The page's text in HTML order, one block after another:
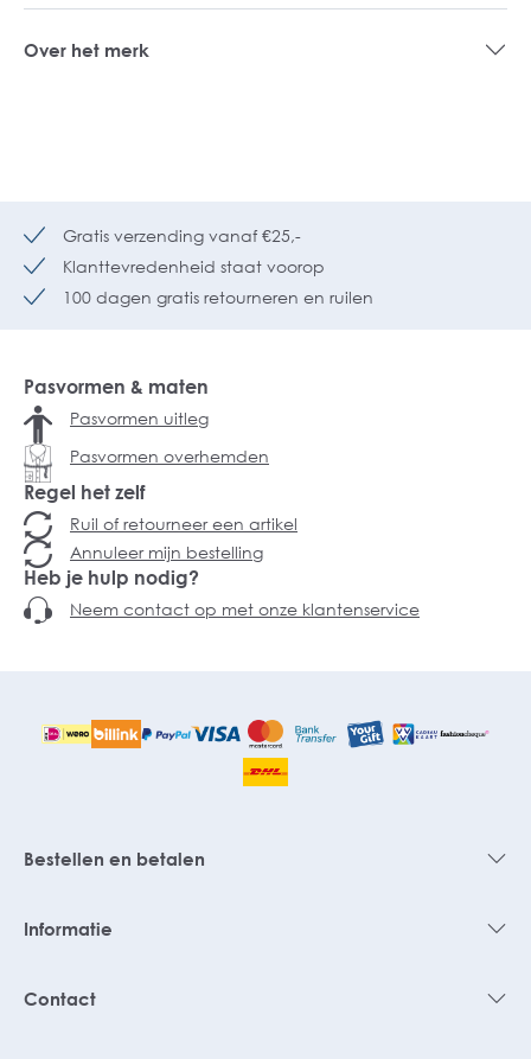
Over het merk
Gratis verzending vanaf €25,-
Klanttevredenheid staat voorop
100 dagen gratis retourneren en ruilen
Pasvormen & maten
Pasvormen uitleg
Pasvormen overhemden
Regel het zelf
Ruil of retourneer een artikel
Annuleer mijn bestelling
Heb je hulp nodig?
Neem contact op met onze klantenservice
Bestellen en betalen
Informatie
Contact